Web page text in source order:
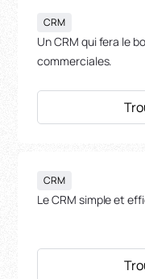
CRM
Un CRM qui fera le
commerciales.
CRM
Le CRM simple et